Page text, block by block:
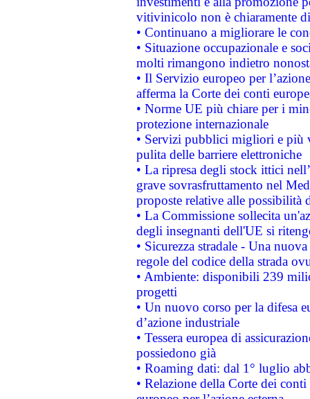
vitivinicolo non è chiaramente
• Continuano a migliorare le
• Situazione occupazionale e
molti rimangono indietro
• Il Servizio europeo per
afferma la Corte dei conti
• Norme UE più chiare per i
protezione internazionale
• Servizi pubblici migliori e più
pulita delle barriere elettroniche
• La ripresa degli stock ittici
grave sovrasfruttamento nel
proposte relative alle possibilità
• La Commissione sollecita
degli insegnanti dell'UE si
• Sicurezza stradale - Una
regole del codice della strada
• Ambiente: disponibili 239
progetti
• Un nuovo corso per la difesa
d’azione industriale
• Tessera europea di
possiedono già
• Roaming dati: dal 1° luglio
• Relazione della Corte dei